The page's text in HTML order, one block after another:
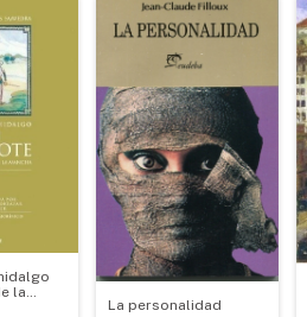
la
La personalidad